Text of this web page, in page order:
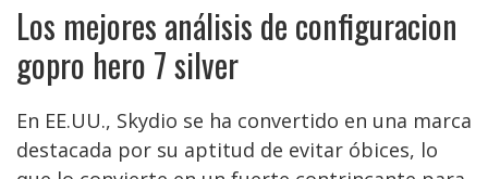
Los mejores análisis de configuracion
gopro hero 7 silver
En EE.UU., Skydio se ha convertido en una marca
destacada por su aptitud de evitar óbices, lo